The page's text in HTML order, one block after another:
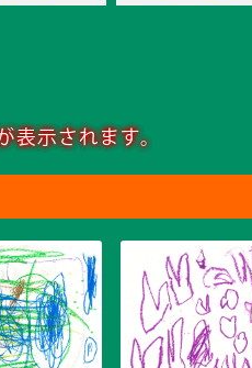
表示されます。